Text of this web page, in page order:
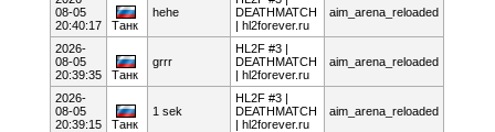
08-05
20:40:17
Танк
hehe
DEATHMATCH
| hl2forever.ru
aim_arena_reloaded
2026-
08-05
20:39:35
Танк
grrr
HL2F #3 |
DEATHMATCH
| hl2forever.ru
aim_arena_reloaded
2026-
08-05
20:39:15
Танк
1 sek
HL2F #3 |
DEATHMATCH
| hl2forever.ru
aim_arena_reloaded